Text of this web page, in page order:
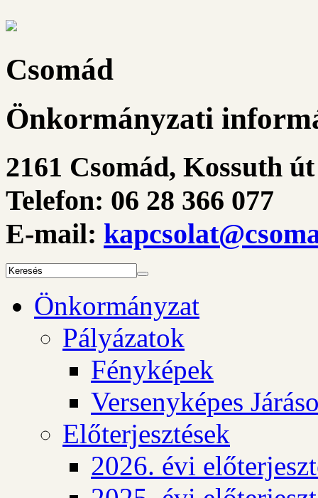
Csomád
Önkormányzati
2161 Csomád, Kossuth
Telefon: 06 28 366 077
E-mail:
Önkormányzat
Pályázatok
Fényképek
Versenyképes
Előterjesztések
2026. évi